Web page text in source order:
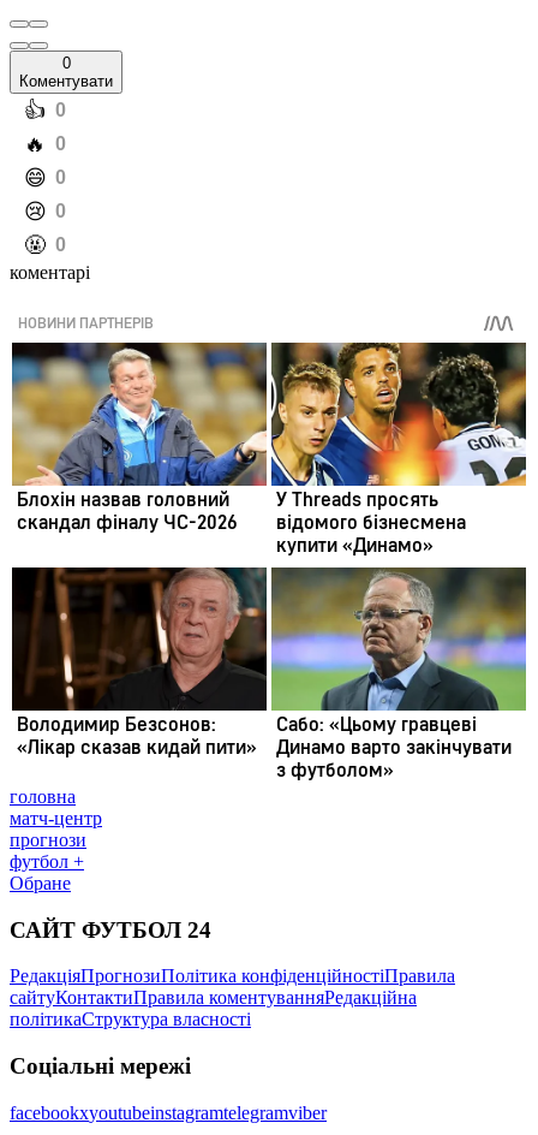
0
Коментувати
️👍 0
️🔥 0
️😄 0
️😢 0
️🤬 0
коментарі
головна
матч-центр
прогнози
футбол +
Обране
САЙТ ФУТБОЛ 24
РедакціяПрогнозиПолітика конфіденційностіПравила
сайтуКонтактиПравила коментуванняРедакційна
політикаСтруктура власності
Соціальні мережі
facebookxyoutubeinstagramtelegramviber